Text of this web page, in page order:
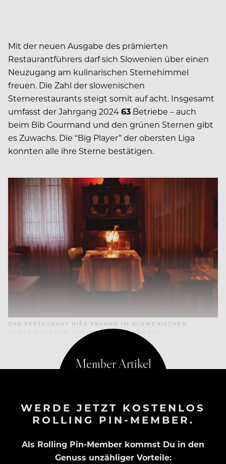
Mit der neuen Ausgabe des prämierten
Restaurantführers darf sich Slowenien über einen
Neuzugang am kulinarischen Sternehimmel
freuen. Die Zahl der slowenischen
Sternerestaurants steigt somit auf acht. Insgesamt
umfasst der Jahrgang 202463 Betriebe – auch
beim Bib Gourmand und den grünen Sternen gibt
es Zuwachs. Die “Big Player” der obersten Liga
konnten alle ihre Sterne bestätigen.
DAS RESTAURANT HIŠA FRANKO IM SLOWENISCHEN
KOBARID IST DER HOTSPOT FÜR GOURMETS.
WERDE JETZT KOSTENLOS
ROLLING PIN-MEMBER.
Als Rolling Pin-Member kommst Du in den
Genuss unzähliger Vorteile: